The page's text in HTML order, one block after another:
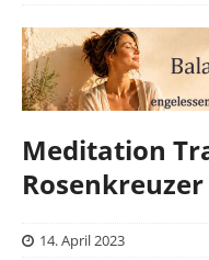
Meditation
Rosenkreuzer
14. April 2023